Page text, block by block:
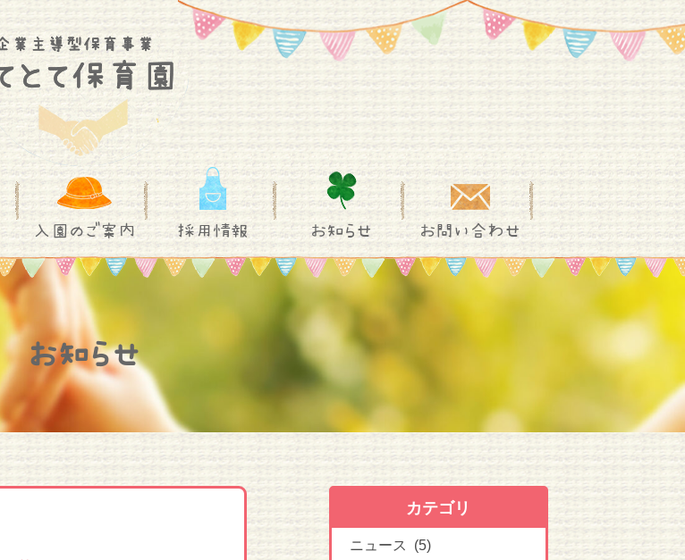
入園のご案内 採用情報 お知らせ お問い合わせ
お知らせ
カテゴリ
ニュース (5)